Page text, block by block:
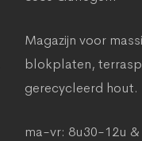
Magazijn voor
blokplaten,
gerecycleerd hout.
ma-vr: 8u30-12u